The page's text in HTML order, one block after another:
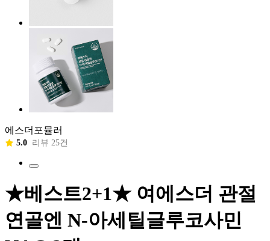
에스더포뮬러
5.0 리뷰 25건
★베스트2+1★ 여에스더 관절
연골엔 N-아세틸글루코사민